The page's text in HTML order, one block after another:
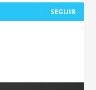
SEGUIR